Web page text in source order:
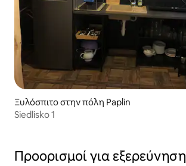
Ξυλόσπιτο στην πόλη Paplin
Siedlisko 1
Προορισμοί για εξερεύνηση